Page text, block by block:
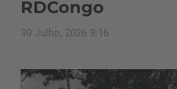
RDCongo
30 Julho, 2026 9:16